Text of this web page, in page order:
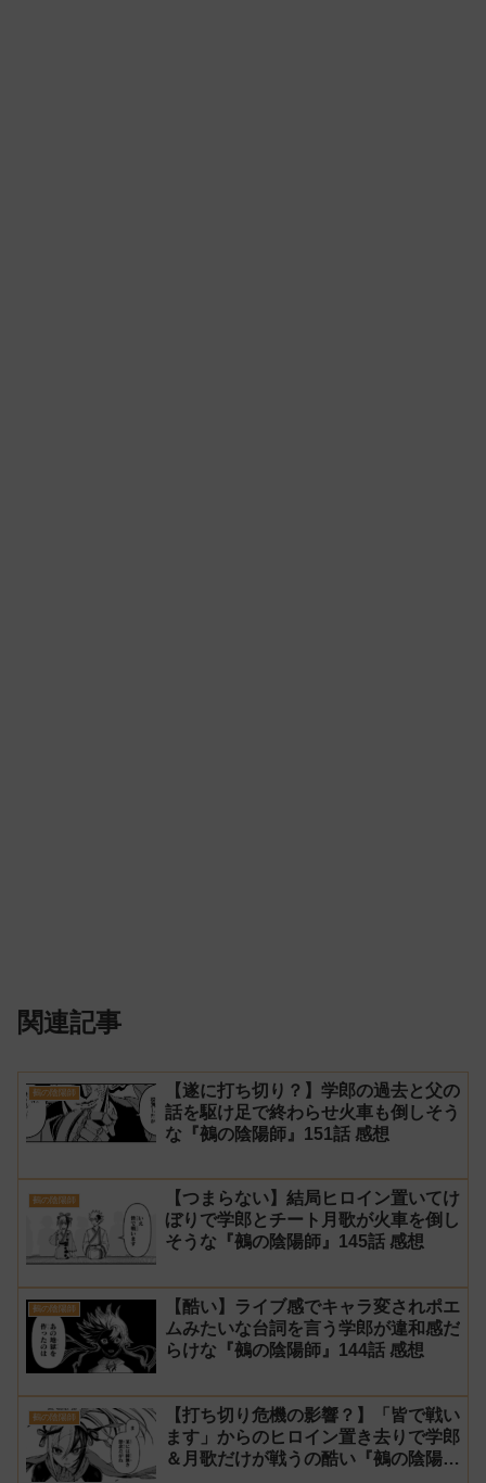
関連記事
鵺の陰陽師
【遂に打ち切り？】学郎の過去と父の
話を駆け足で終わらせ火車も倒しそう
な『鵺の陰陽師』151話 感想
鵺の陰陽師
【つまらない】結局ヒロイン置いてけ
ぼりで学郎とチート月歌が火車を倒し
そうな『鵺の陰陽師』145話 感想
鵺の陰陽師
【酷い】ライブ感でキャラ変されポエ
ムみたいな台詞を言う学郎が違和感だ
らけな『鵺の陰陽師』144話 感想
鵺の陰陽師
【打ち切り危機の影響？】「皆で戦い
ます」からのヒロイン置き去りで学郎
＆月歌だけが戦うの酷い『鵺の陰陽